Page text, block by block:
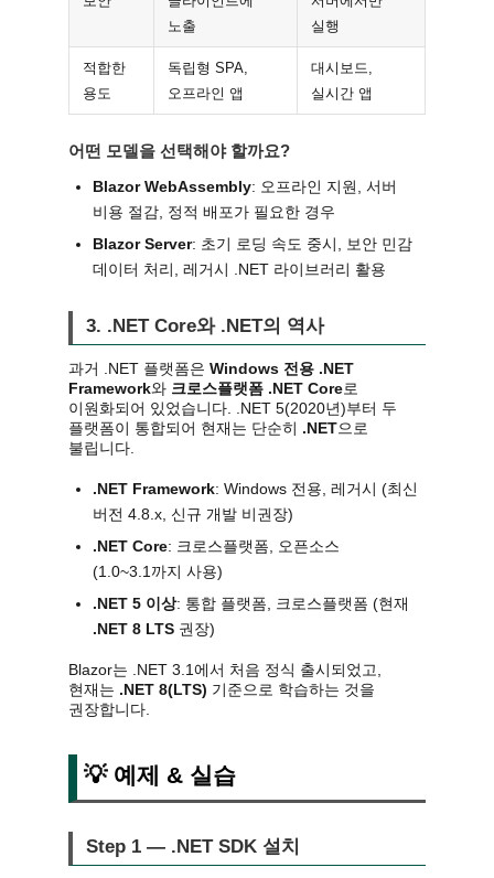
노출
실행
적합한
용도
독립형 SPA,
오프라인 앱
대시보드,
실시간 앱
어떤 모델을 선택해야 할까요?
Blazor WebAssembly: 오프라인 지원, 서버
비용 절감, 정적 배포가 필요한 경우
Blazor Server: 초기 로딩 속도 중시, 보안 민감
데이터 처리, 레거시 .NET 라이브러리 활용
3. .NET Core와 .NET의 역사
과거 .NET 플랫폼은 Windows 전용 .NET
Framework와 크로스플랫폼 .NET Core로
이원화되어 있었습니다. .NET 5(2020년)부터 두
플랫폼이 통합되어 현재는 단순히 .NET으로
불립니다.
.NET Framework: Windows 전용, 레거시 (최신
버전 4.8.x, 신규 개발 비권장)
.NET Core: 크로스플랫폼, 오픈소스
(1.0~3.1까지 사용)
.NET 5 이상: 통합 플랫폼, 크로스플랫폼 (현재
.NET 8 LTS 권장)
Blazor는 .NET 3.1에서 처음 정식 출시되었고,
현재는 .NET 8(LTS) 기준으로 학습하는 것을
권장합니다.
💡 예제 & 실습
Step 1 — .NET SDK 설치